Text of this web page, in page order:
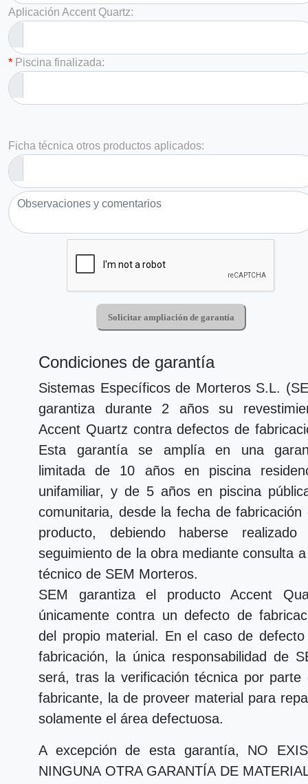
Aplicación Accent Quartz:
* Piscina finalizada:
Ficha técnica otros productos aplicados:
Solicitar ampliación de garantía
Loading...
Condiciones de garantía
Sistemas Específicos de Morteros S.L.
garantiza durante 2 años su
Accent Quartz contra defectos de
Esta garantía se amplía en una
limitada de 10 años en piscina
unifamiliar, y de 5 años en piscina
comunitaria, desde la fecha de fabricación
producto, debiendo haberse realizado
seguimiento de la obra mediante consulta
técnico de SEM Morteros.
SEM garantiza el producto Accent
únicamente contra un defecto de
del propio material. En el caso de defecto
fabricación, la única responsabilidad de
será, tras la verificación técnica por parte
fabricante, la de proveer material para
solamente el área defectuosa.
A excepción de esta garantía, NO
NINGUNA OTRA GARANTÍA DE